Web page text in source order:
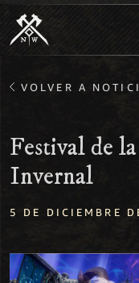
VOLVER A
Festival de
Invernal
5 DE DICIEMBRE